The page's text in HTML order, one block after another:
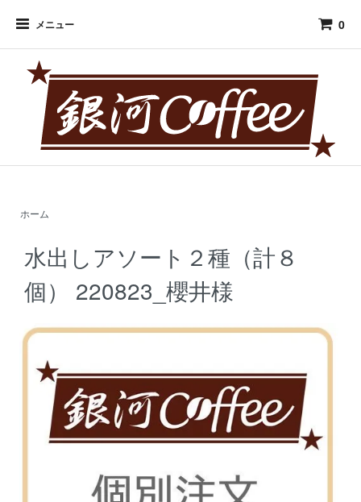
メニュー 0
ホーム
水出しアソート２種（計８
個） 220823_櫻井様